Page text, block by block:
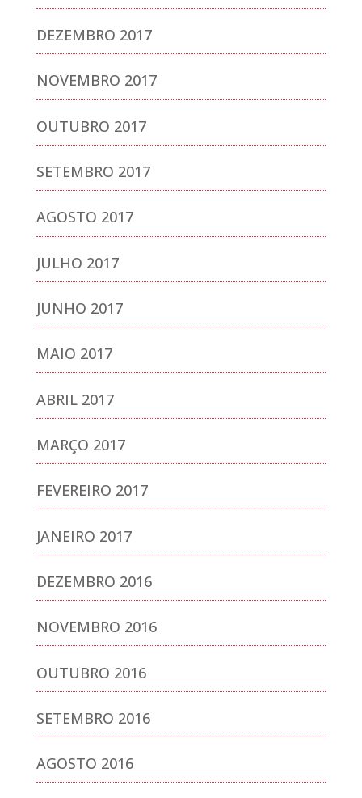
DEZEMBRO 2017
NOVEMBRO 2017
OUTUBRO 2017
SETEMBRO 2017
AGOSTO 2017
JULHO 2017
JUNHO 2017
MAIO 2017
ABRIL 2017
MARÇO 2017
FEVEREIRO 2017
JANEIRO 2017
DEZEMBRO 2016
NOVEMBRO 2016
OUTUBRO 2016
SETEMBRO 2016
AGOSTO 2016